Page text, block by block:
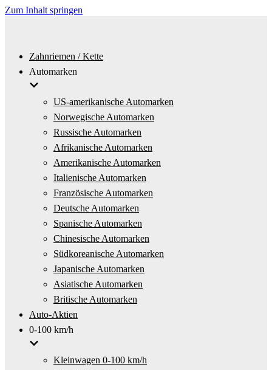
Zum Inhalt springen
Zahnriemen / Kette
Automarken
US-amerikanische Automarken
Norwegische Automarken
Russische Automarken
Afrikanische Automarken
Amerikanische Automarken
Italienische Automarken
Französische Automarken
Deutsche Automarken
Spanische Automarken
Chinesische Automarken
Südkoreanische Automarken
Japanische Automarken
Asiatische Automarken
Britische Automarken
Auto-Aktien
0-100 km/h
Kleinwagen 0-100 km/h